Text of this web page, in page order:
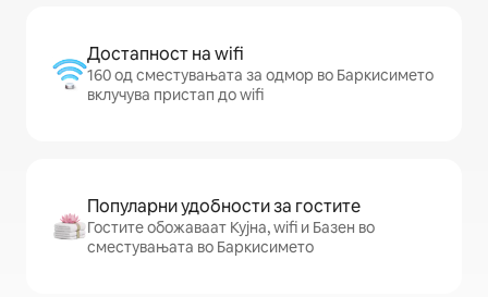
Достапност на wifi
160 од сместувањата за одмор во Баркисимето
вклучува пристап до wifi
Популарни удобности за гостите
Гостите обожаваат Кујна, wifi и Базен во
сместувањата во Баркисимето